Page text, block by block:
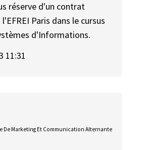
réserve d'un contrat
Paris dans le cursus
d'Informations.
11:31
De Marketing Et Communication Alternante